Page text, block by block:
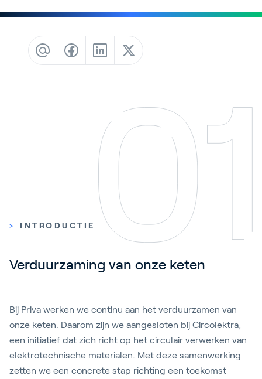
Customer Stories
Academy
Inloggen
Nederlands
> INTRODUCTIE
Verduurzaming van onze keten
Bij Priva werken we continu aan het verduurzamen van
onze keten. Daarom zijn we aangesloten bij Circolektra,
een initiatief dat zich richt op het circulair verwerken van
elektrotechnische materialen. Met deze samenwerking
zetten we een concrete stap richting een toekomst